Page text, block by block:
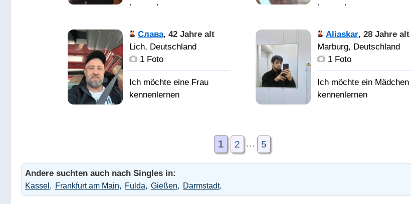
kennenlernen
Женщину которая любит
домашние хозяйства
хозяин и муж вотон я Я
на пенсии не каких
kennenlernen
Слава, 42 Jahre alt
Lich, Deutschland
1 Foto
Aliaskar, 28 Jahre alt
Marburg, Deutschland
1 Foto
1 2 … 5
Andere suchten auch nach Singles in:
Kassel Frankfurt am Main Fulda Gießen Darmstadt.